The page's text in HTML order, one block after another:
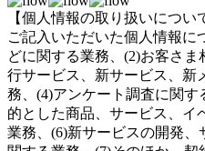
【個人情報の取り扱いについ
ご記入いただいた個人情報に
どに関する業務、(2)お客さ
行サービス、新サービス、新
務、(4)アンケート調査に関す
的とした商品、サービス、イ
業務、(6)新サービスの開発